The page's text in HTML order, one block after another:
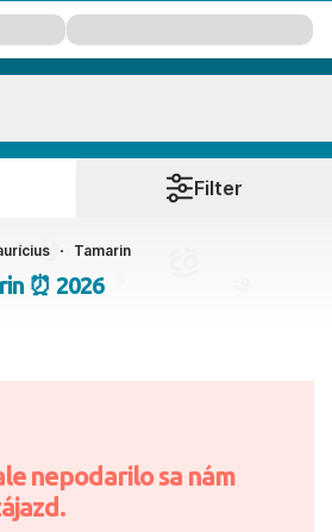
Filter
Tamarin
⏰ 2026
nepodarilo sa nám